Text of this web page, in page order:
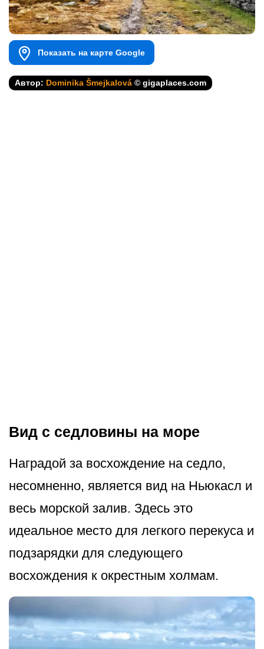
Показать на карте Google
Автор: Dominika Šmejkalová © gigaplaces.com
Вид с седловины на море
Наградой за восхождение на седло,
несомненно, является вид на Ньюкасл и
весь морской залив. Здесь это
идеальное место для легкого перекуса и
подзарядки для следующего
восхождения к окрестным холмам.